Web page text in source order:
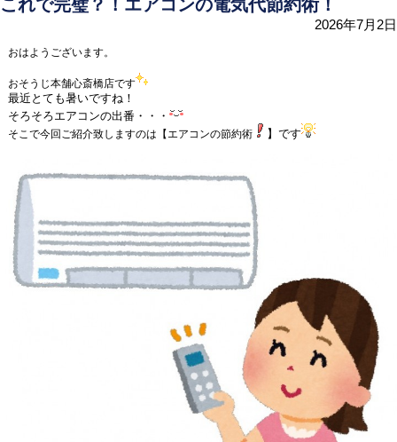
これで完璧？！エアコンの電気代節約術！
2026年7月2日
おはようございます。
おそうじ本舗心斎橋店です
最近とても暑いですね！
そろそろエアコンの出番・・・
そこで今回ご紹介致しますのは【エアコンの節約術 】です